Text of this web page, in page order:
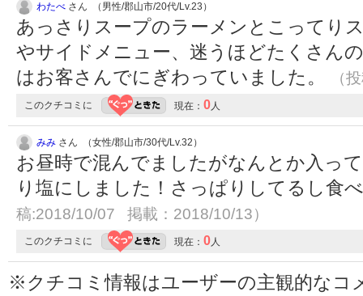
わたべ さん （男性/郡山市/20代/Lv.23）
あっさりスープのラーメンとこってり
やサイドメニュー、迷うほどたくさん
はお客さんでにぎわっていました。
（
このクチコミに 現在： 0人
みみ さん （女性/郡山市/30代/Lv.32）
お昼時で混んでましたがなんとか入っ
り塩にしました！さっぱりしてるし食
稿:2018/10/07 掲載：2018/10/13）
このクチコミに 現在： 0人
※クチコミ情報はユーザーの主観的なコ